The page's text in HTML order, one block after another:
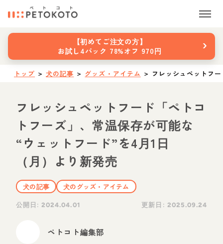
【初めてご注文の方】
お試し4パック 78%オフ 970円
›
トップ ＞ 犬の記事 ＞ グッズ・アイテム ＞ フレッシュペットフ
フレッシュペットフード「ペトコ
トフーズ」、常温保存が可能な
“ウェットフード”を4月1日
（月）より新発売
犬の記事
犬のグッズ・アイテム
公開日:2024.04.01 更新日: 2025.09.24
ペトコト編集部